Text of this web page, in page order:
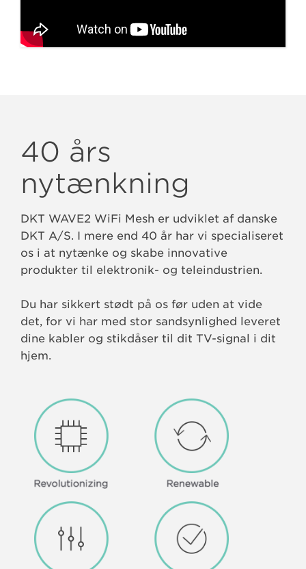
40 års
nytænkning
DKT WAVE2 WiFi Mesh er udviklet af danske
DKT A/S. I mere end 40 år har vi specialiseret
os i at nytænke og skabe innovative
produkter til elektronik- og teleindustrien.
Du har sikkert stødt på os før uden at vide
det, for vi har med stor sandsynlighed leveret
dine kabler og stikdåser til dit TV-signal i dit
hjem.